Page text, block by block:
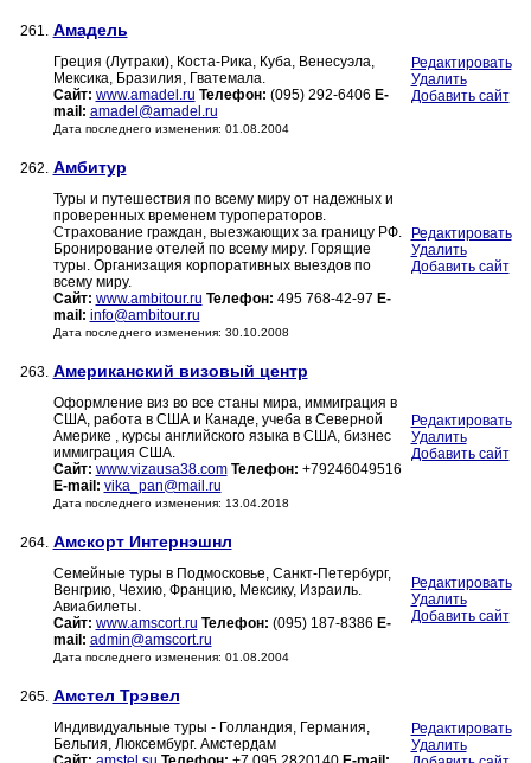
261. Амадель
Греция (Лутраки), Коста-Рика, Куба, Венесуэла,
Мексика, Бразилия, Гватемала.
Сайт: www.amadel.ru Телефон: (095) 292-6406 E-
mail: amadel@amadel.ru
Дата последнего изменения: 01.08.2004
Редактировать
Удалить
Добавить сайт
262. Амбитур
Туры и путешествия по всему миру от надежных и
проверенных временем туроператоров.
Страхование граждан, выезжающих за границу РФ.
Бронирование отелей по всему миру. Горящие
туры. Организация корпоративных выездов по
всему миру.
Сайт: www.ambitour.ru Телефон: 495 768-42-97 E-
mail: info@ambitour.ru
Дата последнего изменения: 30.10.2008
Редактировать
Удалить
Добавить сайт
263. Американский визовый центр
Оформление виз во все станы мира, иммиграция в
США, работа в США и Канаде, учеба в Северной
Америке , курсы английского языка в США, бизнес
иммиграция США.
Сайт: www.vizausa38.com Телефон: +79246049516
E-mail: vika_pan@mail.ru
Дата последнего изменения: 13.04.2018
Редактировать
Удалить
Добавить сайт
264. Амскорт Интернэшнл
Семейные туры в Подмосковье, Санкт-Петербург,
Венгрию, Чехию, Францию, Мексику, Израиль.
Авиабилеты.
Сайт: www.amscort.ru Телефон: (095) 187-8386 E-
mail: admin@amscort.ru
Дата последнего изменения: 01.08.2004
Редактировать
Удалить
Добавить сайт
265. Амстел Трэвел
Индивидуальные туры - Голландия, Германия,
Бельгия, Люксембург. Амстердам
Редактировать
Удалить